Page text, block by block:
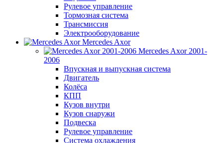
Рулевое управление
Тормозная система
Трансмиссия
Электрооборудование
Mercedes Axor
Mercedes Axor 2001-
2006
Впускная и выпускная система
Двигатель
Колёса
КПП
Кузов внутри
Кузов снаружи
Подвеска
Рулевое управление
Система охлаждения